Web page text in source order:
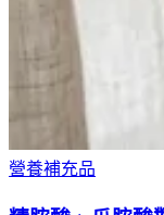
營養補充品